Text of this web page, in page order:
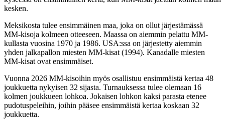
kesken.
Meksikosta tulee ensimmäinen maa, joka on ollut järjestämässä
MM-kisoja kolmeen otteeseen. Maassa on aiemmin pelattu MM-
kullasta vuosina 1970 ja 1986. USA:ssa on järjestetty aiemmin
yhden jalkapallon miesten MM-kisat (1994). Kanadalle miesten
MM-kisat ovat ensimmäiset.
Vuonna 2026 MM-kisoihin myös osallistuu ensimmäistä kertaa 48
joukkuetta nykyisen 32 sijasta. Turnauksessa tulee olemaan 16
kolmen joukkueen lohkoa. Jokaisen lohkon kaksi parasta etenee
pudotuspeleihin, joihin pääsee ensimmäistä kertaa koskaan 32
joukkuetta.